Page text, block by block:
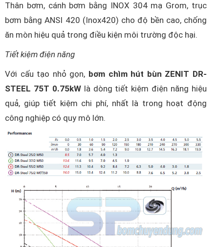
Thân bơm, cánh bơm bằng INOX 304 mạ Grom, trục
bơm bằng ANSI 420 (Inox420) cho độ bền cao, chống
ăn mòn hiệu quả trong điều kiện môi trường độc hại.
Tiết kiệm điện năng
Với cấu tạo nhỏ gọn, bơm chìm hút bùn ZENIT DR-
STEEL 75T 0.75kWlà dòng tiết kiệm điện năng hiệu
quả, giúp tiết kiệm chi phí, nhất là trong hoạt động
công nghiệp có quy mô lớn.